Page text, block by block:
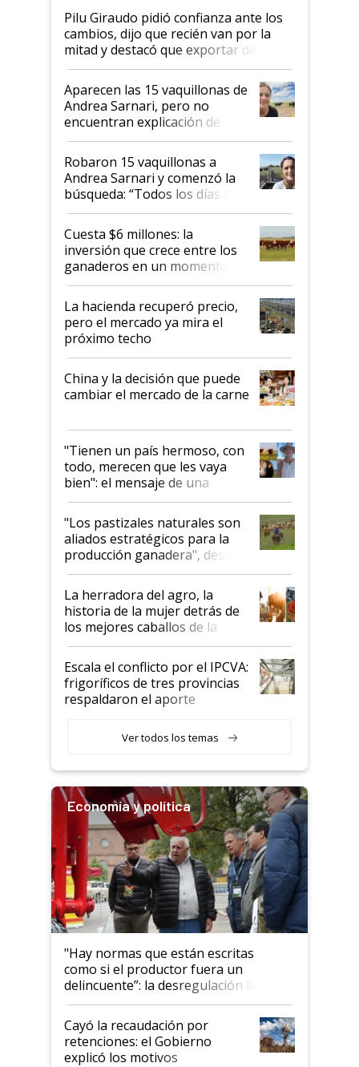
Pilu Giraudo pidió confianza ante los
cambios, dijo que recién van por la
mitad y destacó que exportar dejó de
ser "para unos pocos": "Tenemos un
mandato muy claro del gobierno
nacional"
Aparecen las 15 vaquillonas de
Andrea Sarnari, pero no
encuentran explicación de
cómo llegaron allí
Robaron 15 vaquillonas a
Andrea Sarnari y comenzó la
búsqueda: “Todos los días le
toca a algún productor”
Cuesta $6 millones: la
inversión que crece entre los
ganaderos en un momento
histórico para la actividad
La hacienda recuperó precio,
pero el mercado ya mira el
próximo techo
China y la decisión que puede
cambiar el mercado de la carne
"Tienen un país hermoso, con
todo, merecen que les vaya
bien": el mensaje de una
ganadera uruguaya sobre las
oportunidades que se abren
para el agro en Argentina, con
foco en la carne
"Los pastizales naturales son
aliados estratégicos para la
producción ganadera", destaca
la iniciativa que ya reúne a 46
establecimientos en Argentina
La herradora del agro, la
historia de la mujer detrás de
los mejores caballos de la
Argentina y los mitos que
todavía hacen sufrir a estos
animales: "Mientras me
descalificaban, yo seguí
haciendo currículum"
Escala el conflicto por el IPCVA:
frigoríficos de tres provincias
respaldaron el aporte
Ver todos los temas
Economía y política
"Hay normas que están escritas
como si el productor fuera un
delincuente”: la desregulación llegó
al Congreso Aapresid y hasta se
habló del financiamiento al IPCVA
Cayó la recaudación por
retenciones: el Gobierno
explicó los motivos